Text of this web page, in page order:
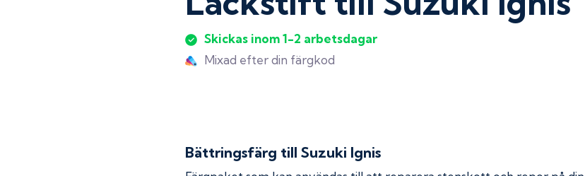
Skickas inom 1-2 arbetsdagar
Mixad efter din färgkod
Bättringsfärg till Suzuki Ignis